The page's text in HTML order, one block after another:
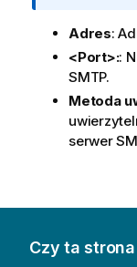
r
m
a
j
a
Adres:
<Port>::
SMTP.
Metoda
serwer
Czy ta